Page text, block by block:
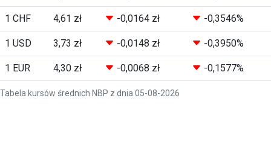
Tabela kursów średnich NBP z dnia 05-08-2026
1 CHF 4,61 zł -0,0164 zł -0,3546%
1 USD 3,73 zł -0,0148 zł -0,3950%
1 EUR 4,30 zł -0,0068 zł -0,1577%